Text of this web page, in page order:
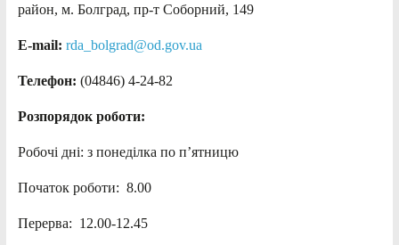
район, м. Болград, пр-т Соборний, 149
E-mail: rda_bolgrad@od.gov.ua
Телефон: (04846) 4-24-82
Розпорядок роботи:
Робочі дні: з понеділка по п’ятницю
Початок роботи: 8.00
Перерва: 12.00-12.45